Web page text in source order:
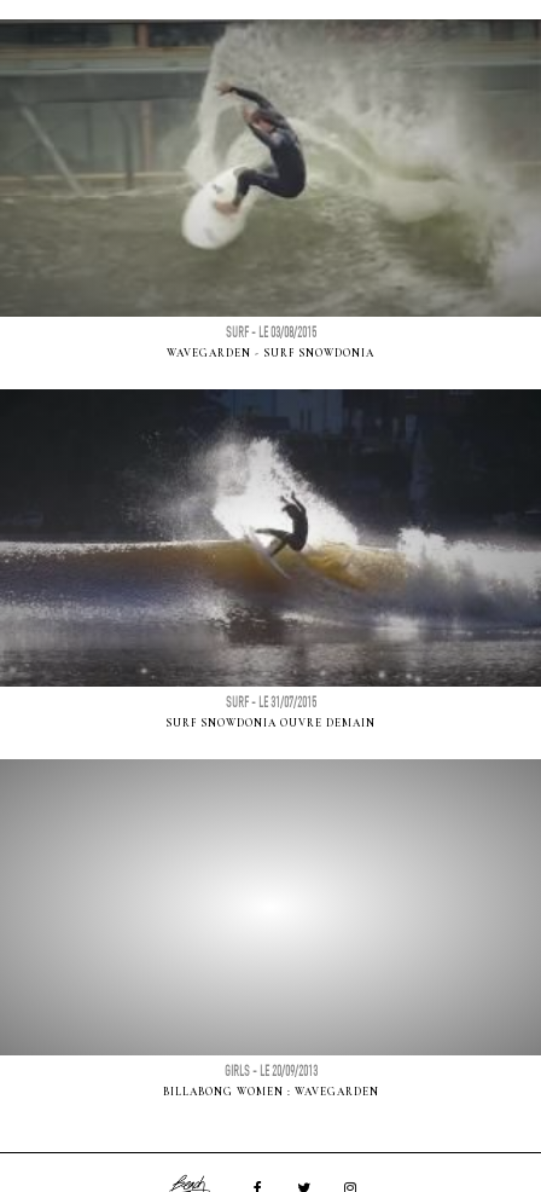
SURF - LE 03/08/2015
WAVEGARDEN - SURF SNOWDONIA
SURF - LE 31/07/2015
SURF SNOWDONIA OUVRE DEMAIN
GIRLS - LE 20/09/2013
BILLABONG WOMEN : WAVEGARDEN